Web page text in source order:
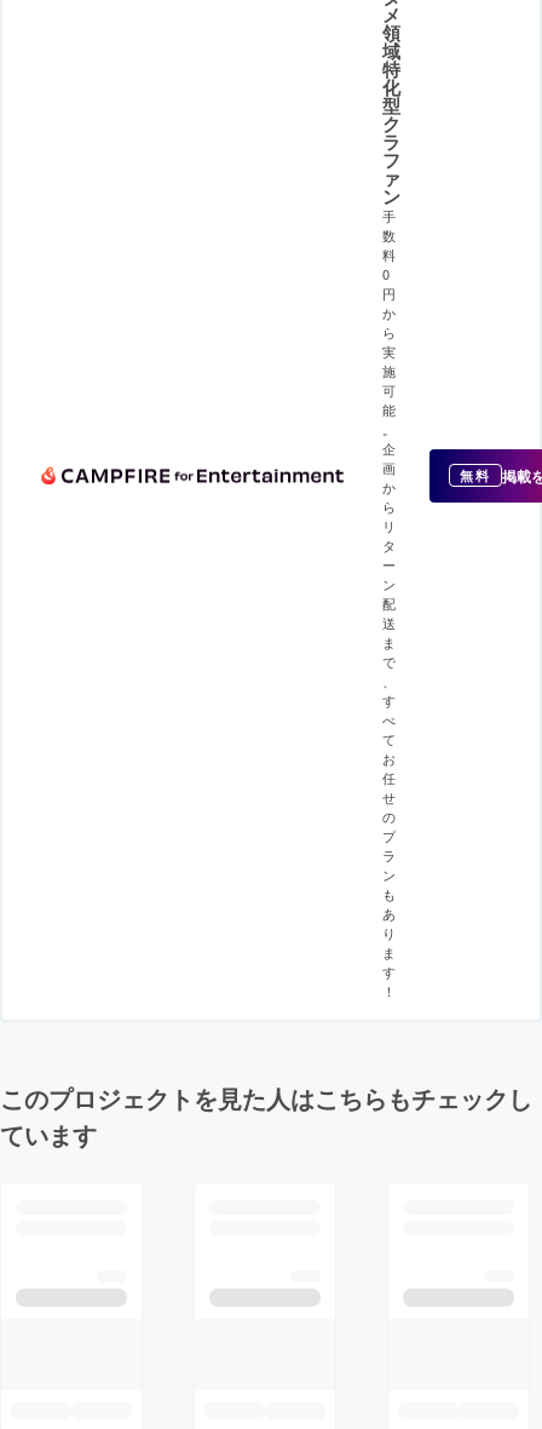
メ
領
域
特
化
型
ク
ラ
フ
ァ
ン
手
数
料
0
円
か
ら
実
施
可
能
企
画
か
ら
リ
タ
ー
ン
配
送
ま
で
す
べ
て
お
任
せ
の
プ
ラ
ン
も
あ
り
ま
す
！
無料 掲載
このプロジェクトを見た人はこちらもチェックし
ています